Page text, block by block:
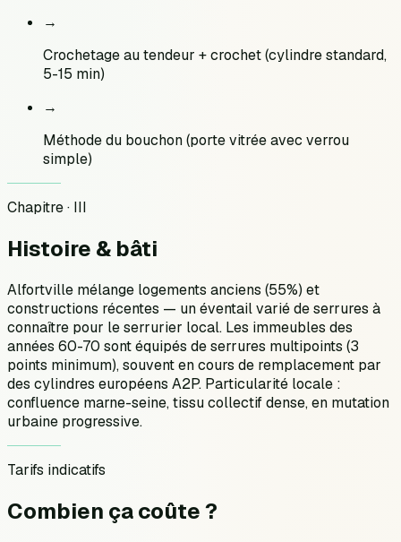
→
Crochetage au tendeur + crochet (cylindre standard,
5-15 min)
→
Méthode du bouchon (porte vitrée avec verrou
simple)
Chapitre · III
Histoire & bâti
Alfortville mélange logements anciens (55%) et
constructions récentes — un éventail varié de serrures à
connaître pour le serrurier local. Les immeubles des
années 60-70 sont équipés de serrures multipoints (3
points minimum), souvent en cours de remplacement par
des cylindres européens A2P. Particularité locale :
confluence marne-seine, tissu collectif dense, en mutation
urbaine progressive.
Tarifs indicatifs
Combien çacoûte ?